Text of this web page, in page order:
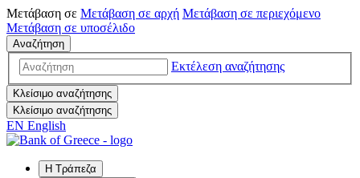
Μετάβαση σε Μετάβαση σε αρχή Μετάβαση σε περιεχόμενο
Μετάβαση σε υποσέλιδο
Αναζήτηση
Εκτέλεση αναζήτησης
Κλείσιμο αναζήτησης
Κλείσιμο αναζήτησης
EN English
Η Τράπεζα